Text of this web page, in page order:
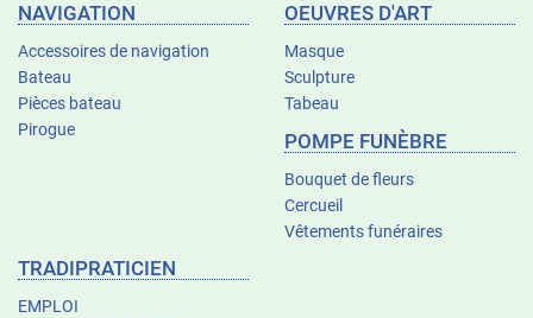
NAVIGATION
Accessoires de navigation
Bateau
Pièces bateau
Pirogue
OEUVRES D'ART
Masque
Sculpture
Tabeau
POMPE FUNÈBRE
Bouquet de fleurs
Cercueil
Vêtements funéraires
TRADIPRATICIEN
EMPLOI